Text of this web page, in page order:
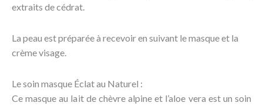
extraits de cédrat.
La peau est préparée à recevoir en suivant le masque et la
crème visage.
Le soin masque Éclat au Naturel :
Ce masque au lait de chèvre alpine et l’aloe vera est un soin